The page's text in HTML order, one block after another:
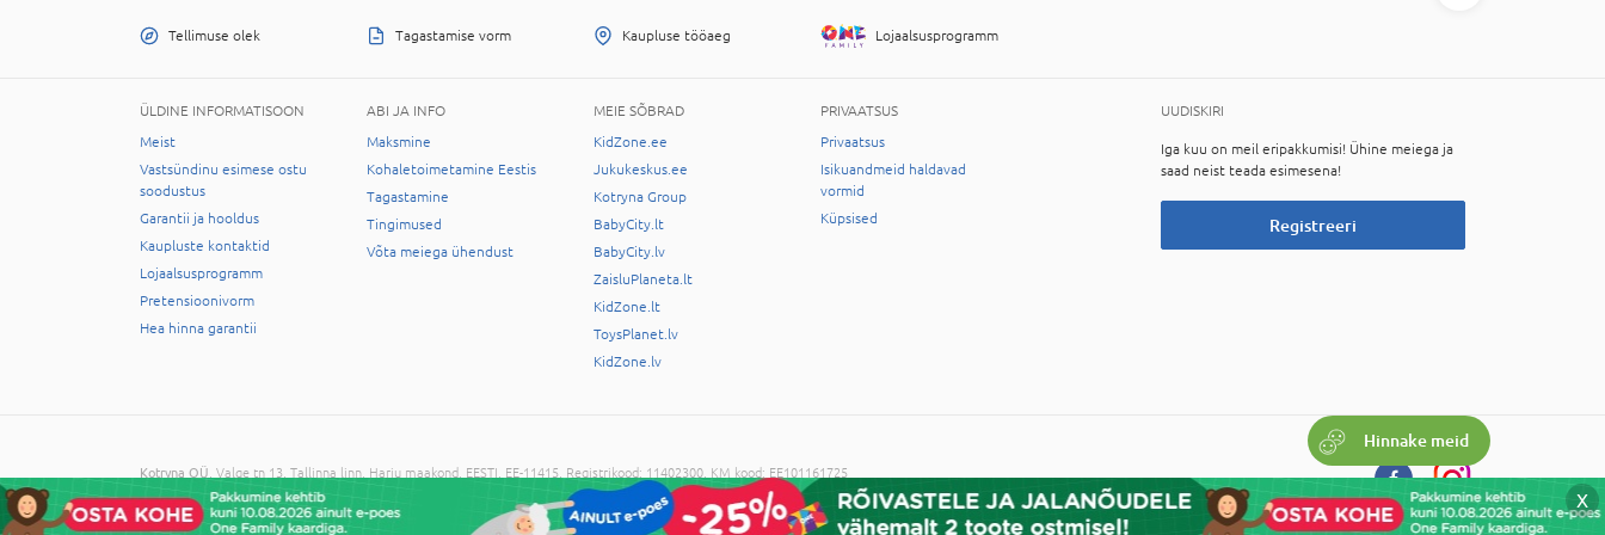
Hinnake meid
X
Tellimuse olek Tagastamise vorm Kaupluse tööaeg Lojaalsusprogramm
ÜLDINE INFORMATISOON
Meist
Vastsündinu esimese ostu
soodustus
Garantii ja hooldus
Kaupluste kontaktid
Lojaalsusprogramm
Pretensioonivorm
Hea hinna garantii
ABI JA INFO
Maksmine
Kohaletoimetamine Eestis
Tagastamine
Tingimused
Võta meiega ühendust
MEIE SÕBRAD
KidZone.ee
Jukukeskus.ee
Kotryna Group
BabyCity.lt
BabyCity.lv
ZaisluPlaneta.lt
KidZone.lt
ToysPlanet.lv
KidZone.lv
PRIVAATSUS
Privaatsus
Isikuandmeid haldavad
vormid
Küpsised
UUDISKIRI
Iga kuu on meil eripakkumisi! Ühine meiega ja
saad neist teada esimesena!
Registreeri
Kotryna OÜ , Valge tn 13, Tallinna linn, Harju maakond, EESTI, EE-11415, Registrikood: 11402300, KM kood: EE101161725
© 2026 Kõik õigused on reserveeritud. Informatsiooni kopeerimine ilma administratsiooni nõusolekuta on keelatud